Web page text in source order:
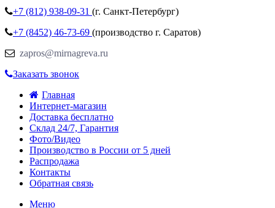
+7 (812) 938-09-31 (г. Санкт-Петербург)
+7 (8452) 46-73-69 (производство г. Саратов)
zapros@mirnagreva.ru
Заказать звонок
Главная
Интернет-магазин
Доставка бесплатно
Склад 24/7, Гарантия
Фото/Видео
Производство в России от 5 дней
Распродажа
Контакты
Обратная связь
Меню